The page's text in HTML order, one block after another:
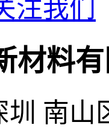
材料
南山